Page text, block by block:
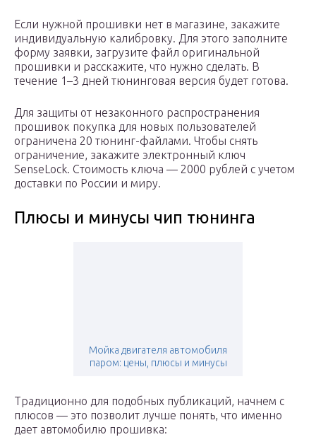
Если нужной прошивки нет в магазине, закажите
индивидуальную калибровку. Для этого заполните
форму заявки, загрузите файл оригинальной
прошивки и расскажите, что нужно сделать. В
течение 1–3 дней тюнинговая версия будет готова.
Для защиты от незаконного распространения
прошивок покупка для новых пользователей
ограничена 20 тюнинг-файлами. Чтобы снять
ограничение, закажите электронный ключ
SenseLock. Стоимость ключа — 2000 рублей с учетом
доставки по России и миру.
Плюсы и минусы чип тюнинга
Мойка двигателя автомобиля
паром: цены, плюсы и минусы
Традиционно для подобных публикаций, начнем с
плюсов — это позволит лучше понять, что именно
дает автомобилю прошивка: